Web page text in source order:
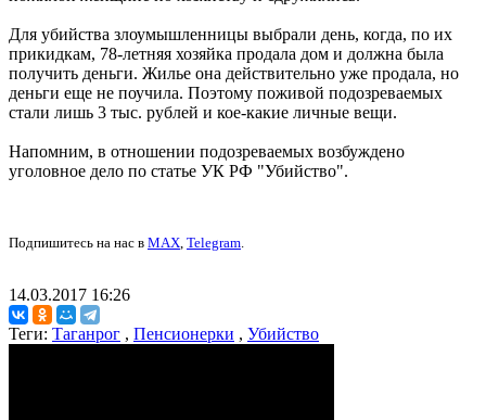
Для убийства злоумышленницы выбрали день, когда, по их
прикидкам, 78-летняя хозяйка продала дом и должна была
получить деньги. Жилье она действительно уже продала, но
деньги еще не поучила. Поэтому поживой подозреваемых
стали лишь 3 тыс. рублей и кое-какие личные вещи.
Напомним, в отношении подозреваемых возбуждено
уголовное дело по статье УК РФ "Убийство".
Подпишитесь на нас в MAX, Telegram.
14.03.2017 16:26
Теги: Таганрог , Пенсионерки , Убийство